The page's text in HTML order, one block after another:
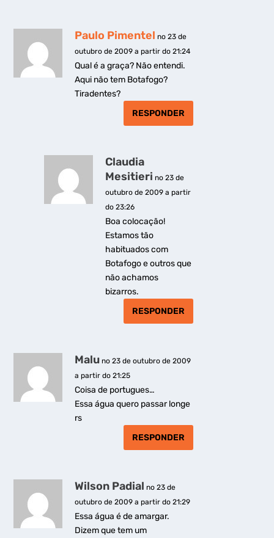
Paulo Pimentel no 23 de
outubro de 2009 a partir do 21:24
Qual é a graça? Não entendi.
Aqui não tem Botafogo?
Tiradentes?
RESPONDER
Claudia
Mesitieri no 23 de
outubro de 2009 a partir
do 23:26
Boa colocação!
Estamos tão
habituados com
Botafogo e outros que
não achamos
bizarros.
RESPONDER
Malu no 23 de outubro de 2009
a partir do 21:25
Coisa de portugues…
Essa água quero passar longe
rs
RESPONDER
Wilson Padial no 23 de
outubro de 2009 a partir do 21:29
Essa água é de amargar.
Dizem que tem um